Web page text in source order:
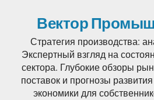
Вектор
Стратегия производства:
Экспертный взгляд на
сектора. Глубокие обзоры
поставок и прогнозы
экономики для